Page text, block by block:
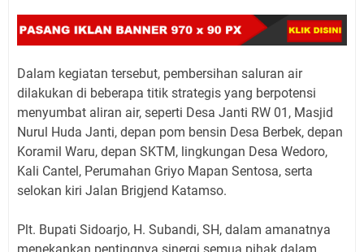
Dalam kegiatan tersebut, pembersihan saluran air
dilakukan di beberapa titik strategis yang berpotensi
menyumbat aliran air, seperti Desa Janti RW 01, Masjid
Nurul Huda Janti, depan pom bensin Desa Berbek, depan
Koramil Waru, depan SKTM, lingkungan Desa Wedoro,
Kali Cantel, Perumahan Griyo Mapan Sentosa, serta
selokan kiri Jalan Brigjend Katamso.
Plt. Bupati Sidoarjo, H. Subandi, SH, dalam amanatnya
menekankan pentingnya sinergi semua pihak dalam